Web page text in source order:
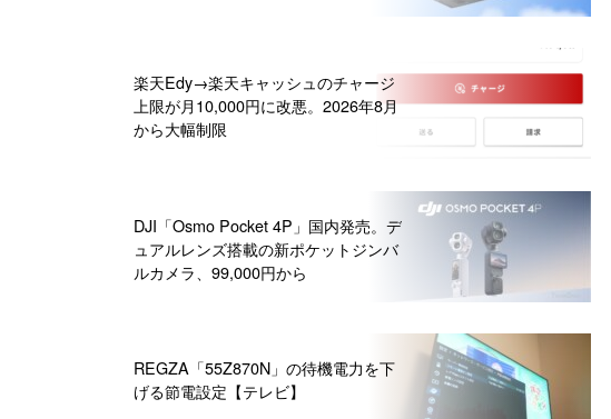
楽天Edy→楽天キャッシュのチャージ
上限が月10,000円に改悪。2026年8月
から大幅制限
DJI「Osmo Pocket 4P」国内発売。デ
ュアルレンズ搭載の新ポケットジンバ
ルカメラ、99,000円から
REGZA「55Z870N」の待機電力を下
げる節電設定【テレビ】